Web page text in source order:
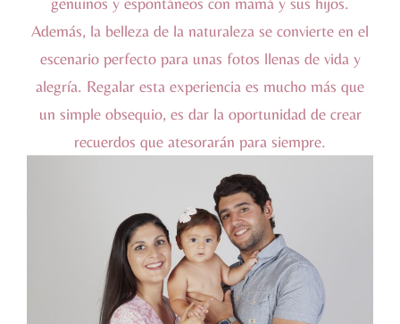
Además, la belleza de la naturaleza se convierte en el
escenario perfecto para unas fotos llenas de vida y
alegría. Regalar esta experiencia es mucho más que
un simple obsequio, es dar la oportunidad de crear
recuerdos que atesorarán para siempre.